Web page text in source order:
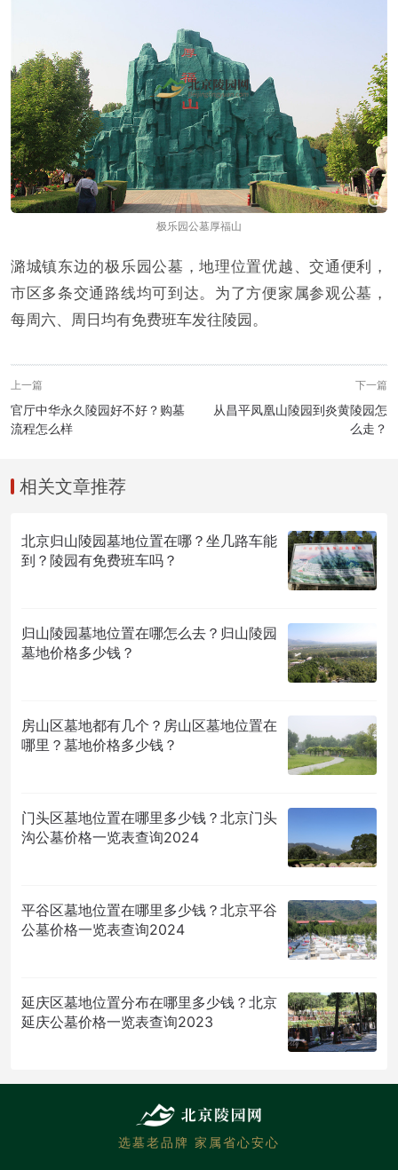
极乐园公墓厚福山
潞城镇东边的极乐园公墓，地理位置优越、交通便利，
市区多条交通路线均可到达。为了方便家属参观公墓，
每周六、周日均有免费班车发往陵园。
上一篇
官厅中华永久陵园好不好？购墓
流程怎么样
下一篇
从昌平凤凰山陵园到炎黄陵园怎
么走？
相关文章推荐
北京归山陵园墓地位置在哪？坐几路车能
到？陵园有免费班车吗？
归山陵园墓地位置在哪怎么去？归山陵园
墓地价格多少钱？
房山区墓地都有几个？房山区墓地位置在
哪里？墓地价格多少钱？
门头区墓地位置在哪里多少钱？北京门头
沟公墓价格一览表查询2024
平谷区墓地位置在哪里多少钱？北京平谷
公墓价格一览表查询2024
延庆区墓地位置分布在哪里多少钱？北京
延庆公墓价格一览表查询2023
选墓老品牌 家属省心安心